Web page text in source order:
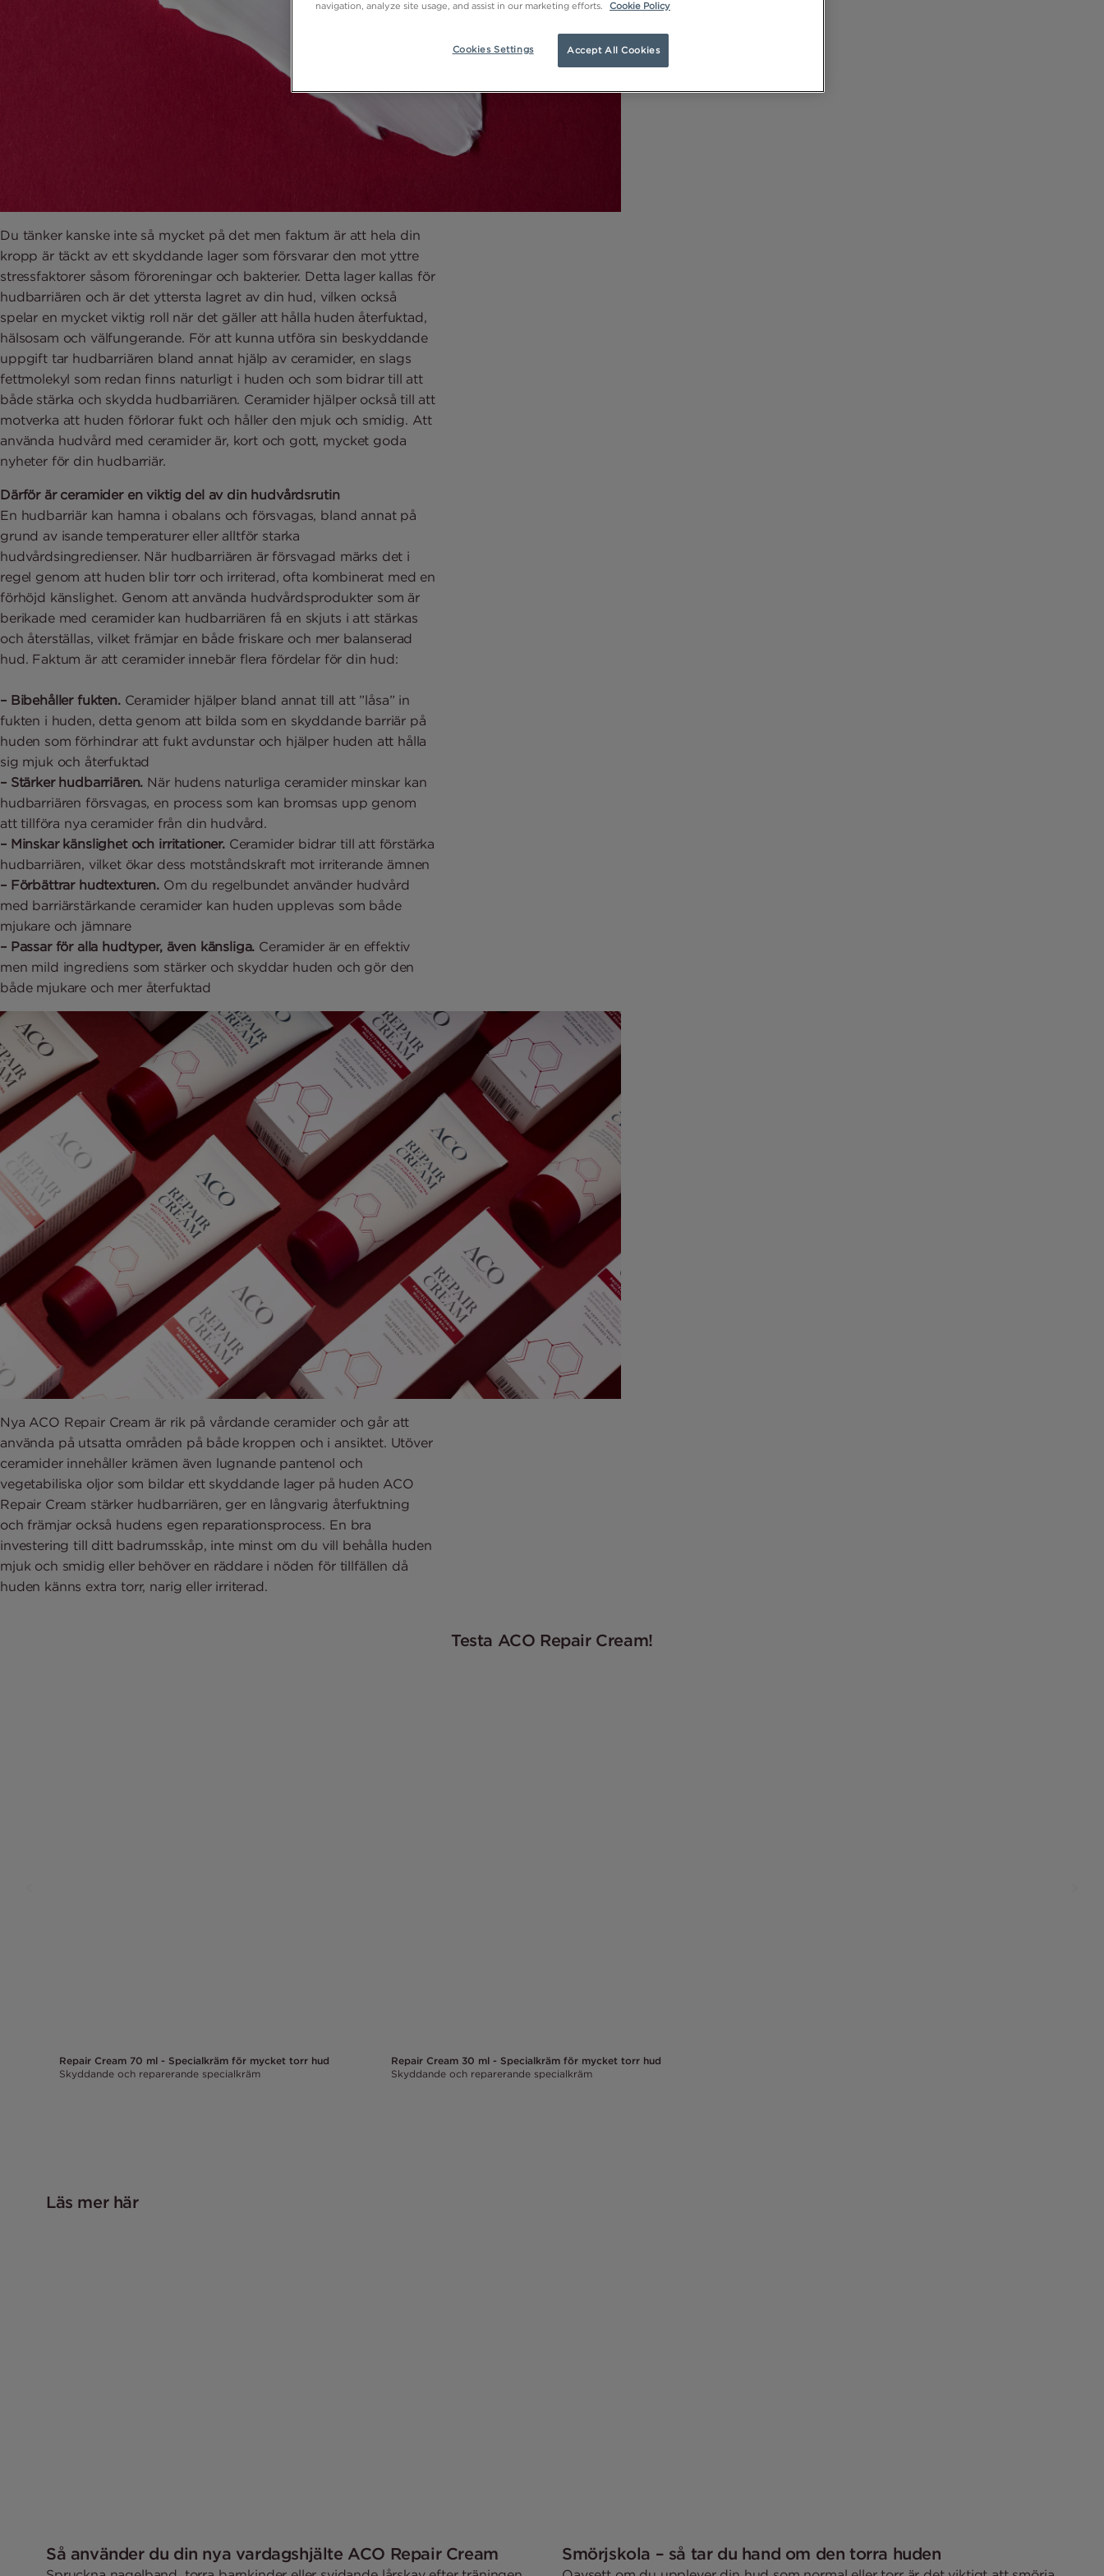
Du tänker kanske inte så mycket på det men faktum är att hela din
kropp är täckt av ett skyddande lager som försvarar den mot yttre
stressfaktorer såsom föroreningar och bakterier. Detta lager kallas för
hudbarriären och är det yttersta lagret av din hud, vilken också
spelar en mycket viktig roll när det gäller att hålla huden återfuktad,
hälsosam och välfungerande. För att kunna utföra sin beskyddande
uppgift tar hudbarriären bland annat hjälp av ceramider, en slags
fettmolekyl som redan finns naturligt i huden och som bidrar till att
både stärka och skydda hudbarriären. Ceramider hjälper också till att
motverka att huden förlorar fukt och håller den mjuk och smidig. Att
använda hudvård med ceramider är, kort och gott, mycket goda
nyheter för din hudbarriär.
Därför är ceramider en viktig del av din hudvårdsrutin
En hudbarriär kan hamna i obalans och försvagas, bland annat på
grund av isande temperaturer eller alltför starka
hudvårdsingredienser. När hudbarriären är försvagad märks det i
regel genom att huden blir torr och irriterad, ofta kombinerat med en
förhöjd känslighet. Genom att använda hudvårdsprodukter som är
berikade med ceramider kan hudbarriären få en skjuts i att stärkas
och återställas, vilket främjar en både friskare och mer balanserad
hud. Faktum är att ceramider innebär flera fördelar för din hud:
– Bibehåller fukten.Ceramider hjälper bland annat till att ”låsa” in
fukten i huden, detta genom att bilda som en skyddande barriär på
huden som förhindrar att fukt avdunstar och hjälper huden att hålla
sig mjuk och återfuktad
– Stärker hudbarriären. När hudens naturliga ceramider minskar kan
hudbarriären försvagas, en process som kan bromsas upp genom
att tillföra nya ceramider från din hudvård.
– Minskar känslighet och irritationer.Ceramider bidrar till att förstärka
hudbarriären, vilket ökar dess motståndskraft mot irriterande ämnen
– Förbättrar hudtexturen. Om du regelbundet använder hudvård
med barriärstärkande ceramider kan huden upplevas som både
mjukare och jämnare
– Passar för alla hudtyper, även känsliga. Ceramider är en effektiv
men mild ingrediens som stärker och skyddar huden och gör den
både mjukare och mer återfuktad
Nya ACO Repair Cream är rik på vårdande ceramider och går att
använda på utsatta områden på både kroppen och i ansiktet. Utöver
ceramider innehåller krämen även lugnande pantenol och
vegetabiliska oljor som bildar ett skyddande lager på huden ACO
Repair Cream stärker hudbarriären, ger en långvarig återfuktning
och främjar också hudens egen reparationsprocess. En bra
investering till ditt badrumsskåp, inte minst om du vill behålla huden
mjuk och smidig eller behöver en räddare i nöden för tillfällen då
huden känns extra torr, narig eller irriterad.
Testa ACO Repair Cream!
Repair Cream 70 ml - Specialkräm för mycket torr hud
Skyddande och reparerande specialkräm
Repair Cream 30 ml - Specialkräm för mycket torr hud
Skyddande och reparerande specialkräm
Läs mer här
Så använder du din nya vardagshjälte ACO Repair Cream Smörjskola – så tar du hand om den torra huden
navigation, analyze site usage, and assist in our marketing efforts.
Cookie Policy
Cookies Settings Accept All Cookies